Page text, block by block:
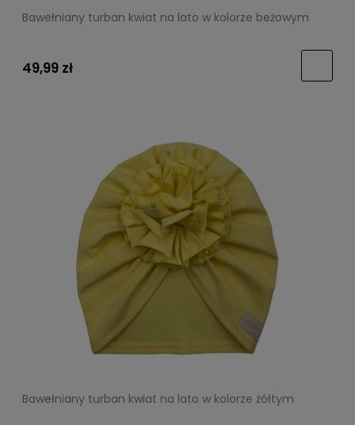
Bawełniany turban kwiat na lato w kolorze beżowym
49,99 zł
Bawełniany turban kwiat na lato w kolorze żółtym